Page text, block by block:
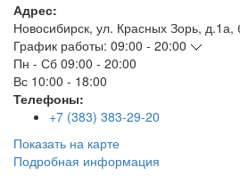
Адрес:
Новосибирск, ул. Красных Зорь, д.1а,
График работы: 09:00 - 20:00
Пн - Сб 09:00 - 20:00
Вс 10:00 - 18:00
Телефоны:
+7 (383) 383-29-20
Показать на карте
Подробная информация